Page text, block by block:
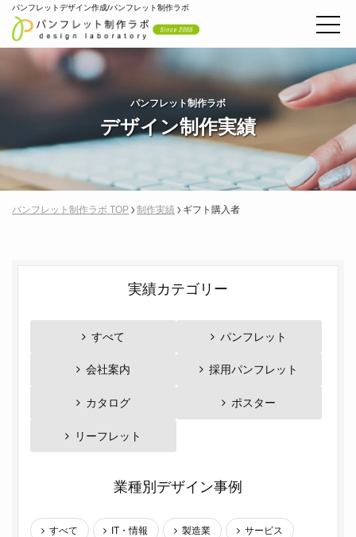
パンフレットデザイン作成/パンフレット制作ラボ
パンフレット制作ラボ
デザイン制作実績
パンフレット制作ラボ TOP 制作実績 ギフト購入者
実績カテゴリー
すべて パンフレット
会社案内 採用パンフレット
カタログ ポスター
リーフレット
業種別デザイン事例
すべて IT・情報 製造業 サービス